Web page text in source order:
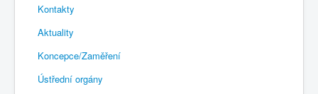
Novelizace Stanov SH ČMS
Plán činnosti 2026
Kalendář akcí
Výhody pro členy
Kontakty
Aktuality
Koncepce/Zaměření
Ústřední orgány